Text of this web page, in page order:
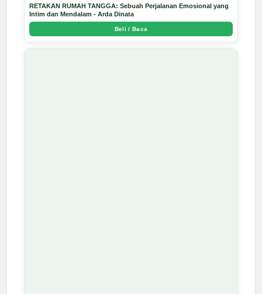
RETAKAN RUMAH TANGGA: Sebuah Perjalanan Emosional yang
Intim dan Mendalam - Arda Dinata
Beli / Baca